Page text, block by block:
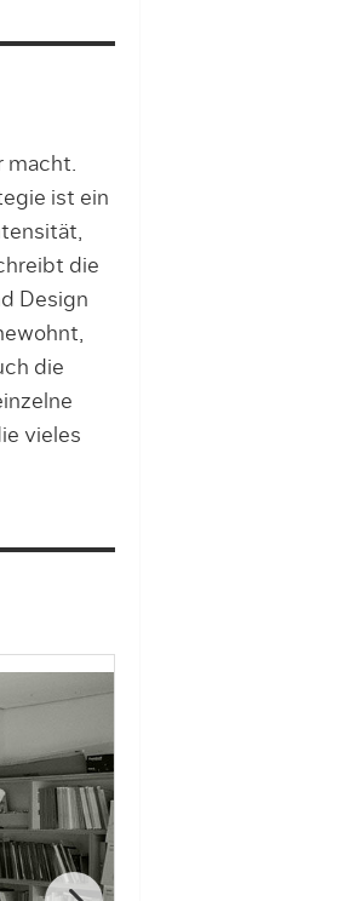
macht.
ist ein
die
Design
die
vieles